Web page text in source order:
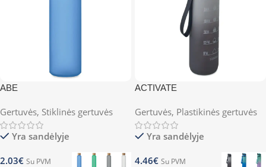
ABE
Gertuvės, Stiklinės gertuvės
Yra sandėlyje
2.03€ Su PVM
ACTIVATE
Gertuvės, Plastikinės gertuvės
Yra sandėlyje
4.46€ Su PVM